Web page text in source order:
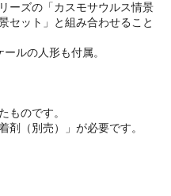
ーズの「カスモサウルス情景
セット」と組み合わせること
ルの人形も付属。
ものです。
（別売）」が必要です。